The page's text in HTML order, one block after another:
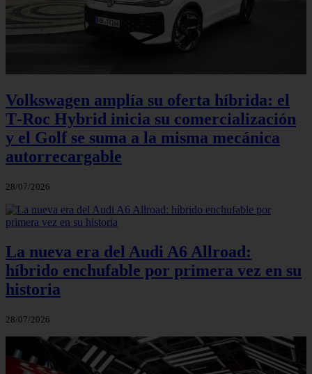
Volkswagen amplía su oferta híbrida: el
T‑Roc Hybrid inicia su comercialización
y el Golf se suma a la misma mecánica
autorrecargable
28/07/2026
La nueva era del Audi A6 Allroad:
híbrido enchufable por primera vez en su
historia
28/07/2026